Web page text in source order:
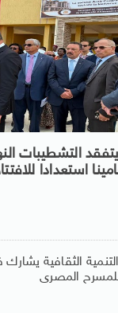
التشطيبات
استعدادا
الثقافية يشارك
المصرى